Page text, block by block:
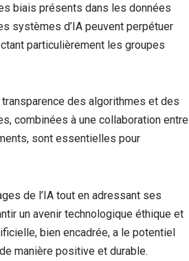
biais présents dans les données
systèmes d’IA peuvent perpétuer
particulièrement les groupes
transparence des algorithmes et des
combinées à une collaboration entre
sont essentielles pour
de l’IA tout en adressant ses
un avenir technologique éthique et
bien encadrée, a le potentiel
manière positive et durable.